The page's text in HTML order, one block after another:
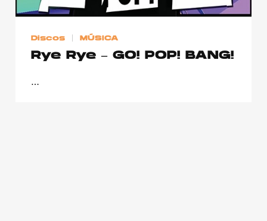
Discos MÚSICA
Rye Rye – GO! POP! BANG!
…